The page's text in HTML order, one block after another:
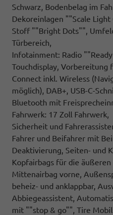
Schwarz, Bodenbelag im
Dekoreinlagen ""Scale
Stoff ""Bright Dots"",
Türbereich,
Infotainment: Radio
Touchdisplay,
Connect inkl. Wireless
möglich), DAB+, USB-C-
Bluetooth mit
Fahrwerk: 17 Zoll Fahrwerk,
Sicherheit und
Fahrer und Beifahrer mit
Deaktivierung, Seiten- und
Kopfairbags für die
Mittenairbag vorne,
beheiz- und anklappbar,
Abbiegeassistent,
mit ""stop & go"", Tire